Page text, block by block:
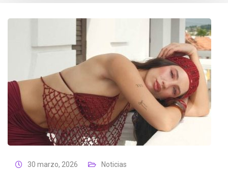
30 marzo, 2026 Noticias